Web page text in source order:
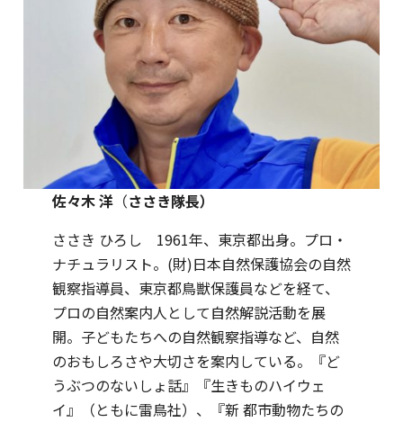
佐々木 洋（ささき隊長）
ささき ひろし 1961年、東京都出身。プロ・
ナチュラリスト。(財)日本自然保護協会の自然
観察指導員、東京都鳥獣保護員などを経て、
プロの自然案内人として自然解説活動を展
開。子どもたちへの自然観察指導など、自然
のおもしろさや大切さを案内している。『ど
うぶつのないしょ話』『生きものハイウェ
イ』（ともに雷鳥社）、『新 都市動物たちの